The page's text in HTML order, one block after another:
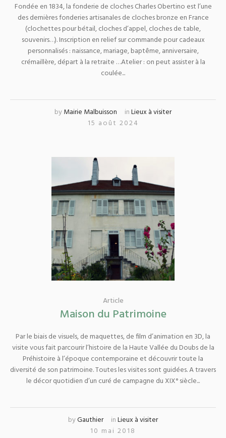
Fondée en 1834, la fonderie de cloches Charles Obertino est l’une
des dernières fonderies artisanales de cloches bronze en France
(clochettes pour bétail, cloches d’appel, cloches de table,
souvenirs…). Inscription en relief sur commande pour cadeaux
personnalisés : naissance, mariage, baptême, anniversaire,
crémaillère, départ à la retraite …Atelier : on peut assister à la
coulée...
byMairie Malbuisson inLieux à visiter
15 août 2024
Article
Maison du Patrimoine
Par le biais de visuels, de maquettes, de film d’animation en 3D, la
visite vous fait parcourir l’histoire de la Haute Vallée du Doubs de la
Préhistoire à l’époque contemporaine et découvrir toute la
diversité de son patrimoine. Toutes les visites sont guidées. A travers
le décor quotidien d’un curé de campagne du XIX° siècle...
byGauthier inLieux à visiter
10 mai 2018